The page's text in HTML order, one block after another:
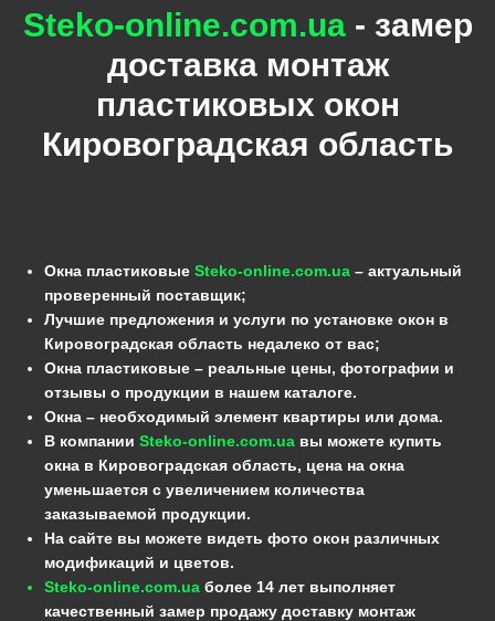
Steko-online.com.ua- замер
доставка монтаж
пластиковых окон
Кировоградская область
Окна пластиковые Steko-online.com.ua – актуальный
проверенный поставщик;
Лучшие предложения и услуги по установке окон в
Кировоградская область недалеко от вас;
Окна пластиковые – реальные цены, фотографии и
отзывы о продукции в нашем каталоге.
Окна – необходимый элемент квартиры или дома.
В компании Steko-online.com.ua вы можете купить
окна в Кировоградская область, цена на окна
уменьшается с увеличением количества
заказываемой продукции.
На сайте вы можете видеть фото окон различных
модификаций и цветов.
Steko-online.com.ua более 14 лет выполняет
качественный замер продажу доставку монтаж